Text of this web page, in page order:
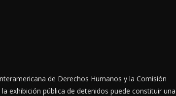
de Derechos Humanos y la Comisión
exhibición pública de detenidos puede constituir una